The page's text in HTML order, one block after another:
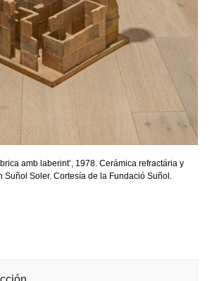
amb laberint’, 1978. Cerámica refractária y
Suñol Soler. Cortesía de la Fundació Suñol.